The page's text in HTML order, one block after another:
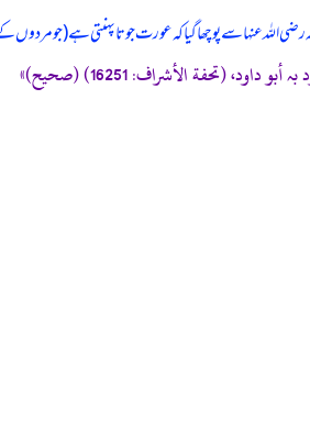
رضی اللہ عنہا سے پوچھا گیا کہ عورت جوتا پہنتی ہے (جو
أبو داود، (تحفة الأشراف: 16251) (صحیح)»